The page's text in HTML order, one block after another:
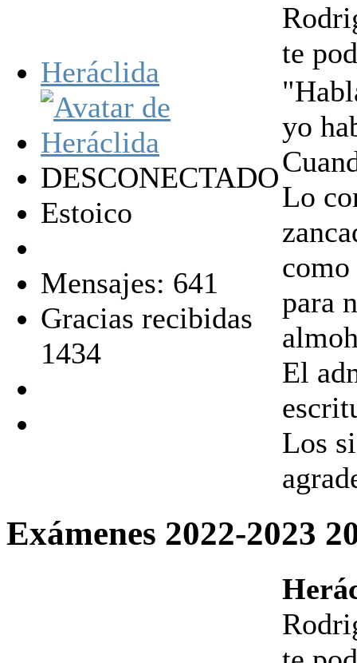
Heráclida
DESCONECTADO
Estoico
Mensajes: 641
Gracias recibidas
1434
te
yo
Lo
como
para
El
Los
Exámenes 2022-2023